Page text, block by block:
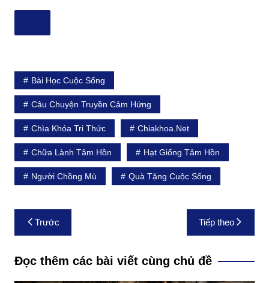
Bài Học Cuộc Sống
Câu Chuyện Truyền Cảm Hứng
Chìa Khóa Tri Thức Chiakhoa.net
Chữa Lành Tâm Hồn Hạt Giống Tâm Hồn
Người Chồng Mù Quà Tặng Cuộc Sống
Điều
hướng
bài
viết
Trước Tiếp theo
Đọc thêm các bài viết cùng chủ đề